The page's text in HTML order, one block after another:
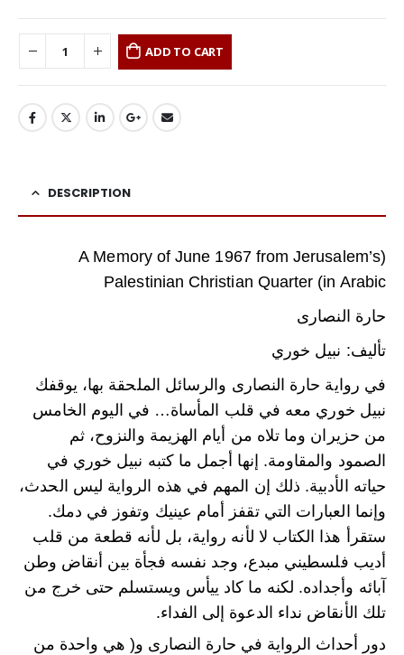
ADD TO CART
DESCRIPTION
(A Memory of June 1967 from Jerusalem’s
Palestinian Christian Quarter (in Arabic
حارة النصارى
تأليف: نبيل خوري
في رواية حارة النصارى والرسائل الملحقة بها، يوقفك
نبيل خوري معه في قلب المأساة… في اليوم الخامس
من حزيران وما تلاه من أيام الهزيمة والنزوح، ثم
الصمود والمقاومة. إنها أجمل ما كتبه نبيل خوري في
حياته الأدبية. ذلك إن المهم في هذه الرواية ليس الحدث،
وإنما العبارات التي تقفز أمام عينيك وتفوز في دمك.
ستقرأ هذا الكتاب لا لأنه رواية، بل لأنه قطعة من قلب
أديب فلسطيني مبدع، وجد نفسه فجأة بين أنقاض وطن
آبائه وأجداده. لكنه ما كاد ييأس ويستسلم حتى خرج من
تلك الأنقاض نداء الدعوة إلى الفداء.
دور أحداث الرواية في حارة النصارى و( هي واحدة من